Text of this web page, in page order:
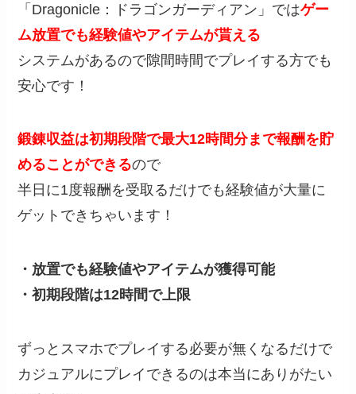
「Dragonicle：ドラゴンガーディアン」ではゲー
ム放置でも経験値やアイテムが貰える
システムがあるので隙間時間でプレイする方でも
安心です！
鍛錬収益は初期段階で最大12時間分まで報酬を貯
めることができるので
半日に1度報酬を受取るだけでも経験値が大量に
ゲットできちゃいます！
・放置でも経験値やアイテムが獲得可能
・初期段階は12時間で上限
ずっとスマホでプレイする必要が無くなるだけで
カジュアルにプレイできるのは本当にありがたい